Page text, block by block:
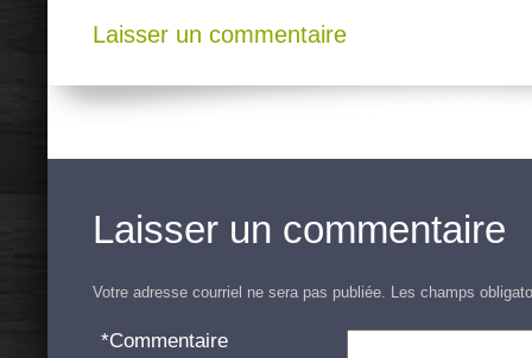
Laisser un commentaire
Laisser un commentaire
Votre adresse courriel ne sera pas publiée. Les champs
Commentaire
*